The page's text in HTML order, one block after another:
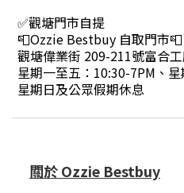
✅觀塘門市自提
📮Ozzie Bestbuy 自取門市📮
觀塘偉業街 209-211號富合
星期一至五：10:30-7PM、
星期日及公眾假期休息
關於 Ozzie Bestbuy